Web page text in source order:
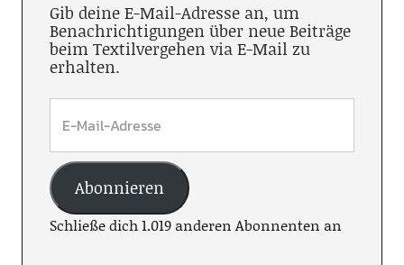
Gib deine E-Mail-Adresse an, um
Benachrichtigungen über neue Beiträge
beim Textilvergehen via E-Mail zu
erhalten.
Abonnieren
Schließe dich 1.019 anderen Abonnenten an